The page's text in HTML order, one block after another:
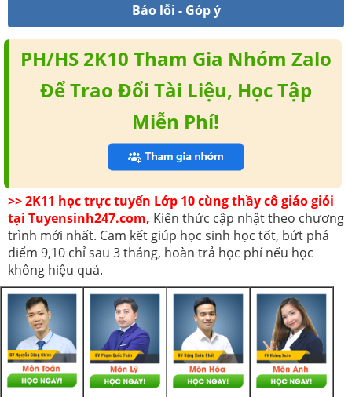
Báo lỗi - Góp ý
PH/HS 2K10 Tham Gia Nhóm Zalo
Để Trao Đổi Tài Liệu, Học Tập
Miễn Phí!
>> 2K11 học trực tuyến Lớp 10 cùng thầy cô giáo giỏi
tại Tuyensinh247.com, Kiến thức cập nhật theo chương
trình mới nhất. Cam kết giúp học sinh học tốt, bứt phá
điểm 9,10 chỉ sau 3 tháng, hoàn trả học phí nếu học
không hiệu quả.